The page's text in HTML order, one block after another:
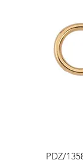
PDZ/